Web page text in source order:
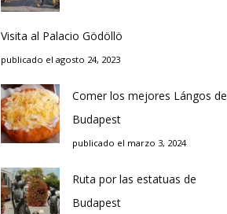
Visita al Palacio Gödöllö
publicado el agosto 24, 2023
Comer los mejores Lángos de
Budapest
publicado el marzo 3, 2024
Ruta por las estatuas de
Budapest